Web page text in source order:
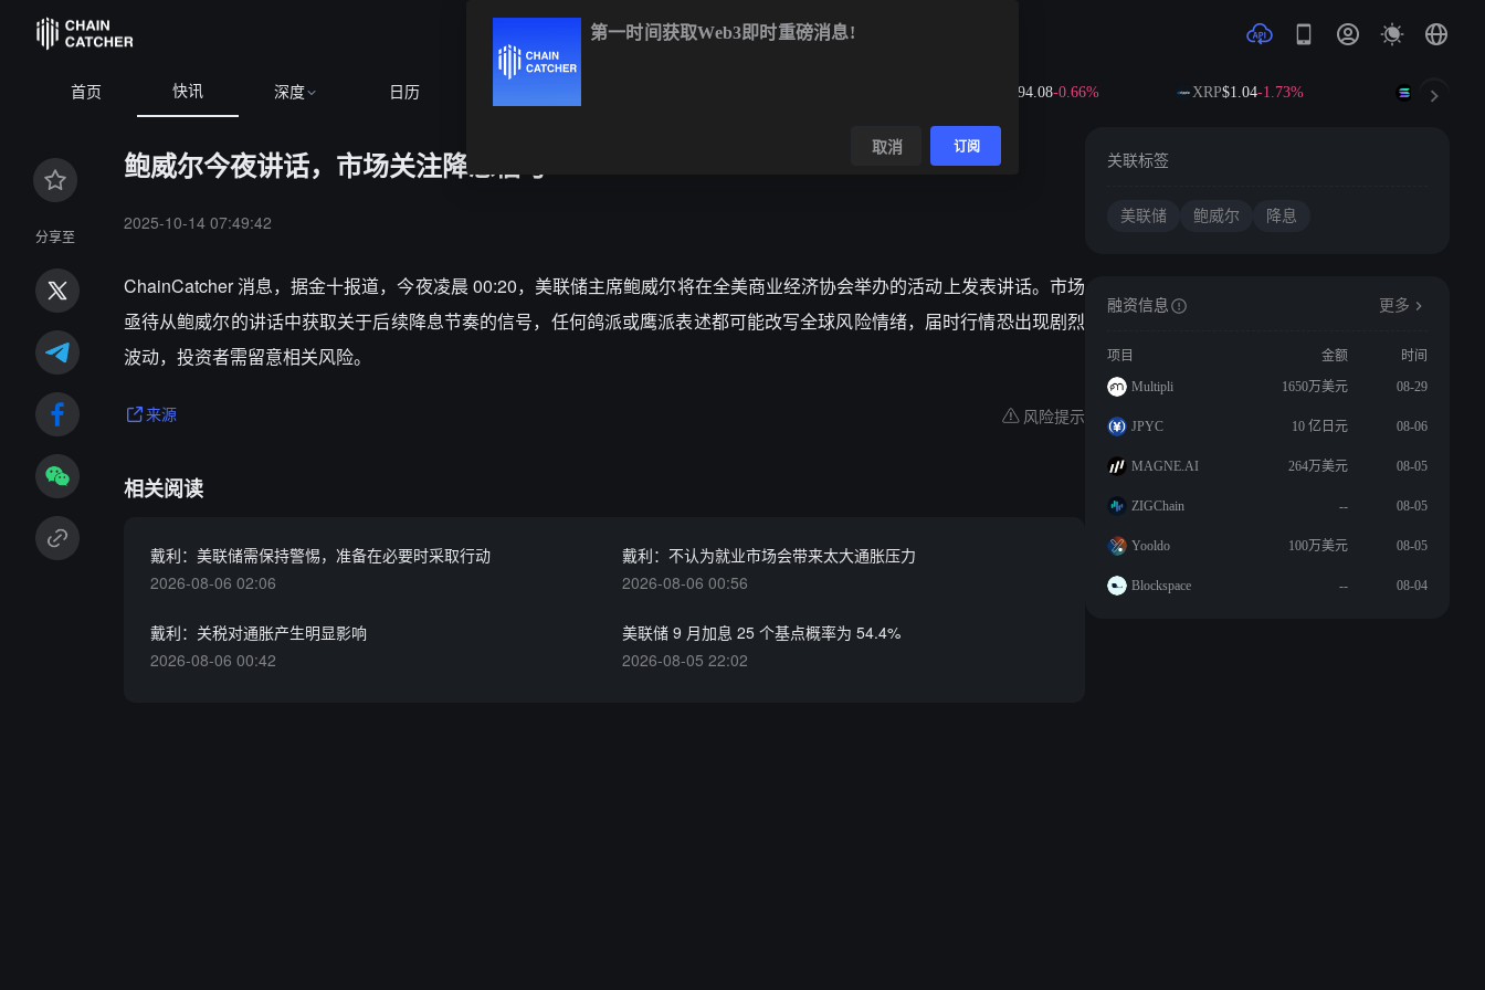
首页 快讯 深度 日历 $594.08-0.66% XRP$1.04-1.73% SOL$73.34
分享至
鲍威尔今夜讲话，市场关注降息信号
2025-10-14 07:49:42
ChainCatcher 消息，据金十报道，今夜凌晨 00:20，美联储主席鲍威尔将在全美商业经济协会举办的活动上发表讲话。市场
亟待从鲍威尔的讲话中获取关于后续降息节奏的信号，任何鸽派或鹰派表述都可能改写全球风险情绪，届时行情恐出现剧烈
波动，投资者需留意相关风险。
来源 风险提示
相关阅读
戴利：美联储需保持警惕，准备在必要时采取行动
2026-08-06 02:06
戴利：不认为就业市场会带来太大通胀压力
2026-08-06 00:56
戴利：关税对通胀产生明显影响
2026-08-06 00:42
美联储 9 月加息 25 个基点概率为 54.4%
2026-08-05 22:02
关联标签
美联储 鲍威尔 降息
融资信息 更多
项目 金额
时间
Multipli
1650万美元 08-29
JPYC 10 亿日元 08-06
MAGNE.AI 264万美元 08-05
ZIGChain -- 08-05
Yooldo 100万美元 08-05
Blockspace -- 08-04
第一时间获取Web3即时重磅消息!
取消 订阅